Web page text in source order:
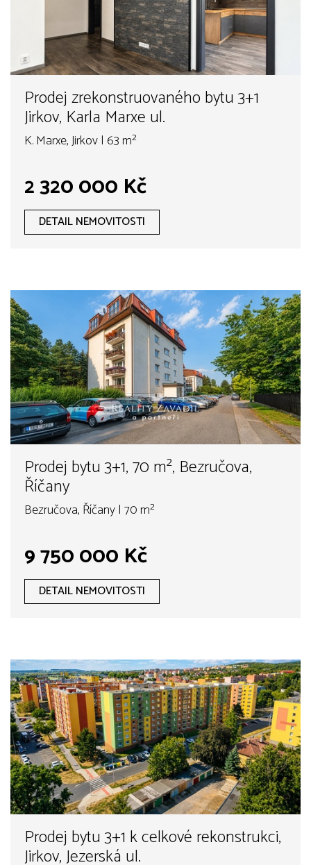
Prodej zrekonstruovaného bytu 3+1
Jirkov, Karla Marxe ul.
K. Marxe, Jirkov | 63 m²
2 320 000 Kč
DETAIL NEMOVITOSTI
Prodej bytu 3+1, 70 m², Bezručova,
Říčany
Bezručova, Říčany | 70 m²
9 750 000 Kč
DETAIL NEMOVITOSTI
Prodej bytu 3+1 k celkové rekonstrukci,
Jirkov, Jezerská ul.